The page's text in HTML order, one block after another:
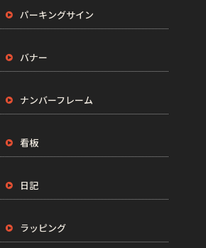
パーキングサイン
バナー
ナンバーフレーム
看板
日記
ラッピング